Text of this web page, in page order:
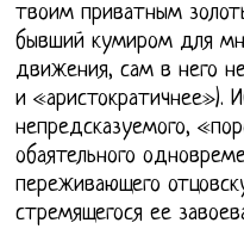
твоим приватным
бывший кумиром для
движения, сам в него
и «аристократичнее»).
непредсказуемого,
обаятельного
переживающего
стремящегося ее